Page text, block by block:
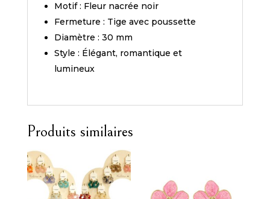
Motif : Fleur nacrée noir
Fermeture : Tige avec poussette
Diamètre : 30 mm
Style : Élégant, romantique et
lumineux
Produits similaires